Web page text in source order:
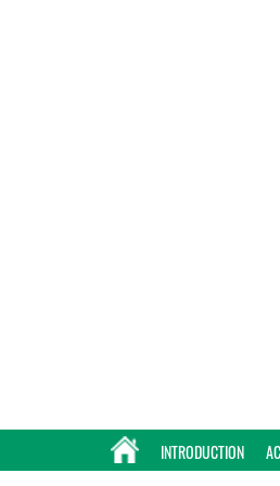
INTRODUCTION